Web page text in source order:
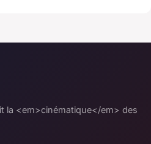
la <em>cinématique</em> des